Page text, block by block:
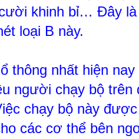
khinh bỉ… Đây
loại B này.
thông nhất hiện
người chạy bộ trên
chạy bộ này
các cơ thể bên